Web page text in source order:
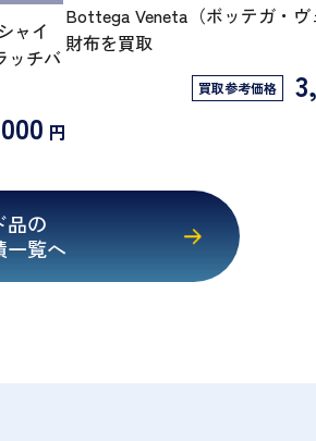
ャイ
ッチバ
円
Bottega Veneta（ボッテガ・ヴ
財布を買取
買取参考価格
品の
一覧へ